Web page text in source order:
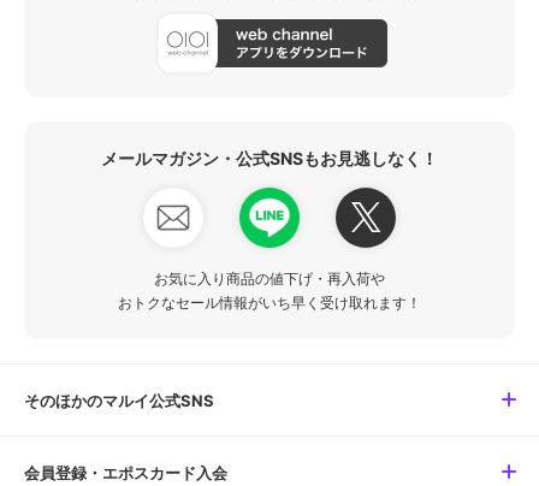
メールマガジン・公式SNSもお見逃しなく！
お気に入り商品の値下げ・再入荷や
おトクなセール情報がいち早く受け取れます！
そのほかのマルイ公式SNS
会員登録・エポスカード入会